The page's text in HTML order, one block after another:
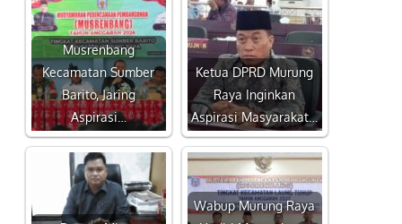
Musrenbang
Kecamatan Sumber
Barito, Jaring
Aspirasi…
Ketua DPRD Murung
Raya Inginkan
Aspirasi Masyarakat…
Wabup Murung Raya